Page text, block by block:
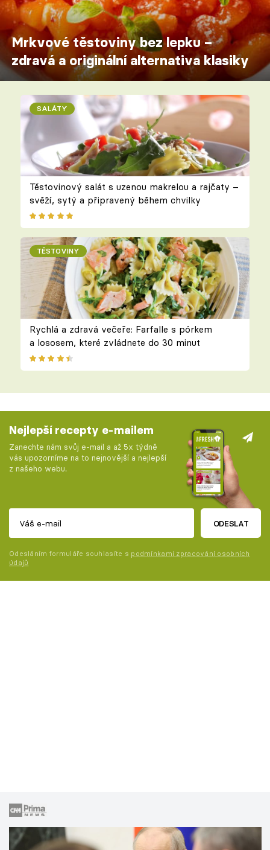
Mrkvové těstoviny bez lepku –
zdravá a originální alternativa klasiky
SALÁTY
Těstovinový salát s uzenou makrelou a rajčaty –
svěží, sytý a připravený během chvilky
TĚSTOVINY
Rychlá a zdravá večeře: Farfalle s pórkem
a lososem, které zvládnete do 30 minut
Nejlepší recepty e-mailem
Zanechte nám svůj e-mail a až 5x týdně
vás upozorníme na to nejnovější a nejlepší
z našeho webu.
ODESLAT
Odesláním formuláře souhlasíte s podmínkami zpracování osobních
údajů